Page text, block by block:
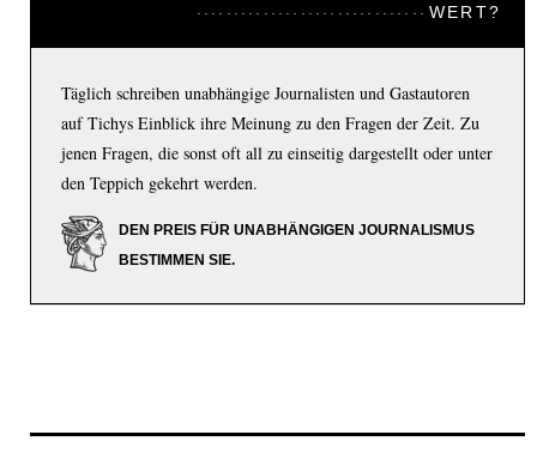
WERT?
Täglich schreiben unabhängige Journalisten und Gastautoren
auf Tichys Einblick ihre Meinung zu den Fragen der Zeit. Zu
jenen Fragen, die sonst oft all zu einseitig dargestellt oder unter
den Teppich gekehrt werden.
DEN PREIS FÜR UNABHÄNGIGEN JOURNALISMUS
BESTIMMEN SIE.